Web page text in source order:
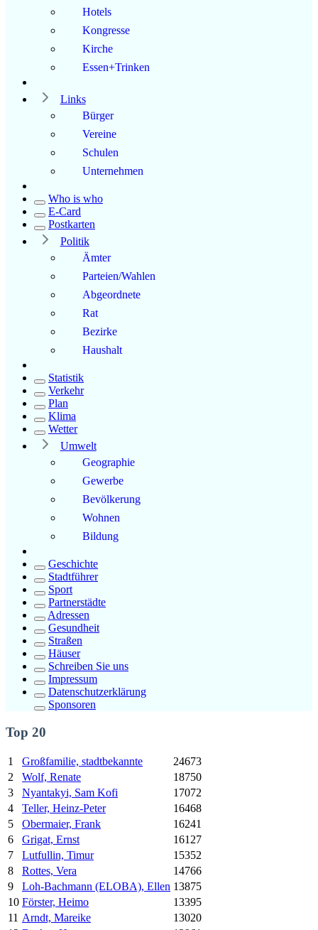
Hotels
Kongresse
Kirche
Essen+Trinken
Links
Bürger
Vereine
Schulen
Unternehmen
Who is who
E-Card
Postkarten
Politik
Ämter
Parteien/Wahlen
Abgeordnete
Rat
Bezirke
Haushalt
Statistik
Verkehr
Plan
Klima
Wetter
Umwelt
Geographie
Gewerbe
Bevölkerung
Wohnen
Bildung
Geschichte
Stadtführer
Sport
Partnerstädte
Adressen
Gesundheit
Straßen
Häuser
Schreiben Sie uns
Impressum
Datenschutzerklärung
Sponsoren
Top 20
1 Großfamilie, stadtbekannte
24673
2
Wolf, Renate
18750
3
Nyantakyi, Sam Kofi
17072
4
Teller, Heinz-Peter
16468
5
Obermaier, Frank
16241
6
Grigat, Ernst
16127
7
Lutfullin, Timur
15352
8
Rottes, Vera
14766
9
Loh-Bachmann (ELOBA), Ellen 13875
10 Förster, Heimo
13395
11 Arndt, Mareike
13020